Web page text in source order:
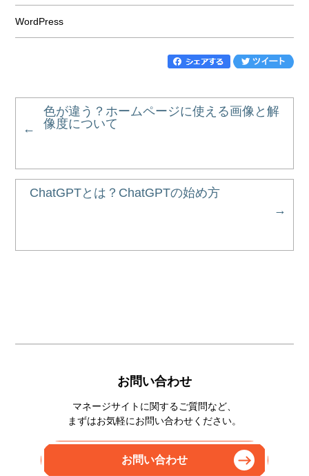
WordPress
色が違う？ホームページに使える画像と解
像度について
ChatGPTとは？ChatGPTの始め方
お問い合わせ
マネージサイトに関するご質問など、
まずはお気軽にお問い合わせください。
お問い合わせ